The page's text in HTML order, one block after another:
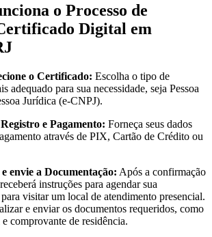
o Processo de
Digital em
o Certificado: Escolha o tipo de
adequado para sua necessidade, seja Pessoa
Jurídica (e-CNPJ).
e Pagamento: Forneça seus dados
através de PIX, Cartão de Crédito ou
envie a Documentação: Após a confirmação
instruções para agendar sua
visitar um local de atendimento presencial.
e enviar os documentos requeridos, como
comprovante de residência.